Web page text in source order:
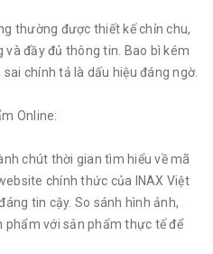
thường được thiết kế chỉn chu,
và đầy đủ thông tin. Bao bì kém
chính tả là dấu hiệu đáng ngờ.
Online:
chút thời gian tìm hiểu về mã
chính thức của INAX Việt
tin cậy. So sánh hình ảnh,
với sản phẩm thực tế để